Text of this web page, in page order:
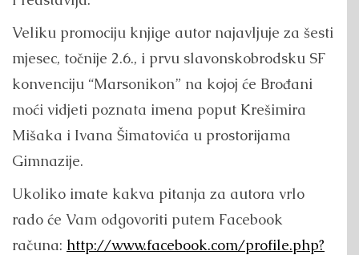
Veliku promociju knjige autor najavljuje za šesti
mjesec, točnije 2.6., i prvu slavonskobrodsku SF
konvenciju “Marsonikon” na kojoj će Brođani
moći vidjeti poznata imena poput Krešimira
Mišaka i Ivana Šimatovića u prostorijama
Gimnazije.
Ukoliko imate kakva pitanja za autora vrlo
rado će Vam odgovoriti putem Facebook
računa: http://www.facebook.com/profile.php?